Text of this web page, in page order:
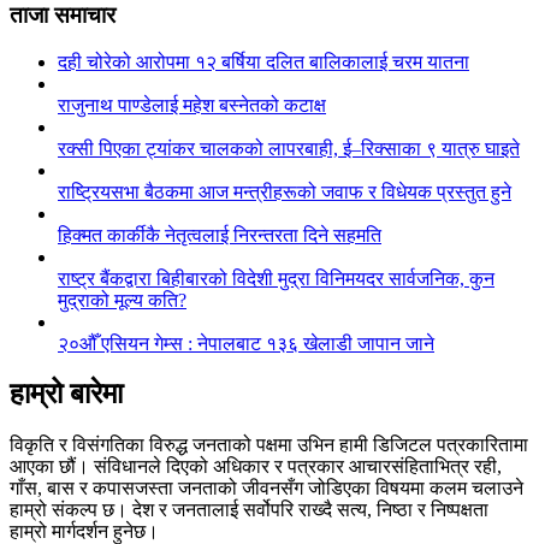
ताजा समाचार
दही चोरेको आरोपमा १२ बर्षिया दलित बालिकालाई चरम यातना
राजुनाथ पाण्डेलाई महेश बस्नेतको कटाक्ष
रक्सी पिएका ट्यांकर चालकको लापरबाही, ई–रिक्साका ९ यात्रु घाइते
राष्ट्रियसभा बैठकमा आज मन्त्रीहरूको जवाफ र विधेयक प्रस्तुत हुने
हिक्मत कार्कीकै नेतृत्वलाई निरन्तरता दिने सहमति
राष्ट्र बैंकद्वारा बिहीबारको विदेशी मुद्रा विनिमयदर सार्वजनिक, कुन
मुद्राको मूल्य कति?
२०औँ एसियन गेम्स : नेपालबाट १३६ खेलाडी जापान जाने
हाम्रो बारेमा
विकृति र विसंगतिका विरुद्ध जनताको पक्षमा उभिन हामी डिजिटल पत्रकारितामा
आएका छौं। संविधानले दिएको अधिकार र पत्रकार आचारसंहिताभित्र रही,
गाँस, बास र कपासजस्ता जनताको जीवनसँग जोडिएका विषयमा कलम चलाउने
हाम्रो संकल्प छ। देश र जनतालाई सर्वोपरि राख्दै सत्य, निष्ठा र निष्पक्षता
हाम्रो मार्गदर्शन हुनेछ।